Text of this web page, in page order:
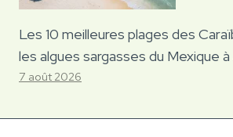
Les 10 meilleures plages des
les algues sargasses du Mexique à
7 août 2026